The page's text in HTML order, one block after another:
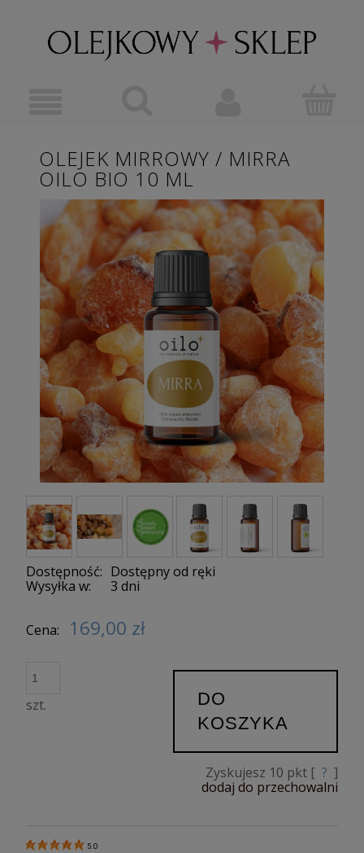
OLEJEK MIRROWY / MIRRA
OILO BIO 10 ML
Dostępność: Dostępny od ręki
Wysyłka w:
3 dni
Cena: 169,00 zł
szt.
DO
KOSZYKA
Zyskujesz 10 pkt [ ? ]
dodaj do przechowalni
5.0